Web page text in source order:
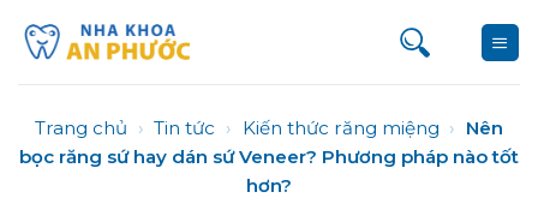
qua
Trang chủ › Tin tức › Kiến thức răng miệng › Nên
bọc răng sứ hay dán sứ Veneer? Phương pháp nào tốt
hơn?